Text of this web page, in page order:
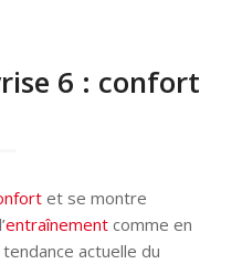
6 : confort
et se montre
entraînement comme en
actuelle du